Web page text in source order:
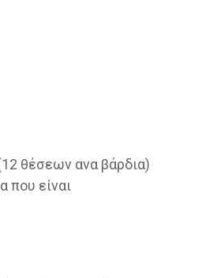
θέσεων ανα βάρδια)
που είναι